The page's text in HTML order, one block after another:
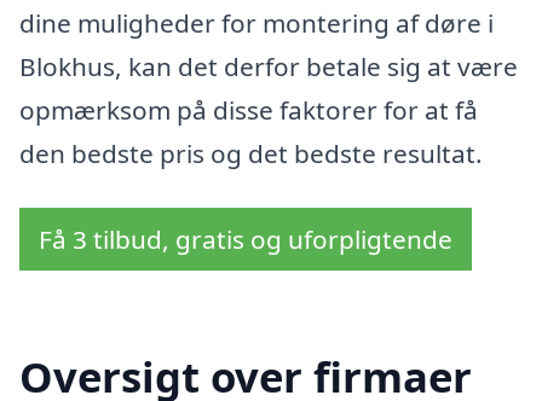
dine muligheder for montering af døre i
Blokhus, kan det derfor betale sig at være
opmærksom på disse faktorer for at få
den bedste pris og det bedste resultat.
Få 3 tilbud, gratis og uforpligtende
Oversigt over firmaer